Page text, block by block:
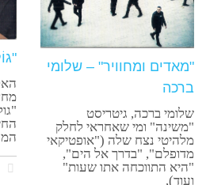
"מאדים ומחוויר" – שלומי
ברכה
שלומי ברכה, גיטריסט
"משינה" ומי שאחראי לחלק
מלהיטי נצח שלה ("אופטיקאי
מדופלם", "בדרך אל הים",
"היא התווכחה אתו שעות"
ועוד),